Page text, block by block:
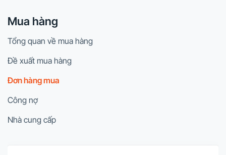
Mua hàng
Tổng quan về mua hàng
Đề xuất mua hàng
Đơn hàng mua
Công nợ
Nhà cung cấp